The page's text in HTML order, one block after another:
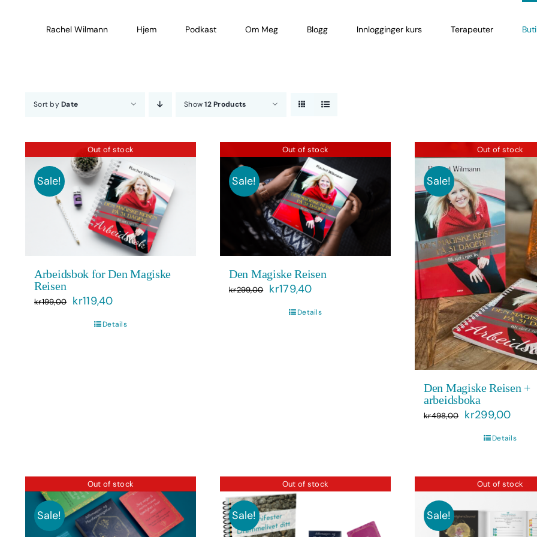
Rachel Wilmann Hjem Podkast Om Meg Blogg Innlogginger kurs Terapeuter
Sort byDate Show12 Products
Out of stock
Sale!
Arbeidsbok for Den Magiske
Reisen
kr199,00
Opprinnelig
kr119,40Nåværende
pris
Details
Out of stock
Sale!
Den Magiske Reisen
kr299,00
Opprinnelig
kr179,40Nåværende
pris
Details
Out of stock
Sale!
Den Magiske Reisen +
arbeidsboka
kr498,00
Opprinnelig
kr299,00
pris
Details
Out of stock
Sale!
Out of stock
Sale!
Out of stock
Sale!